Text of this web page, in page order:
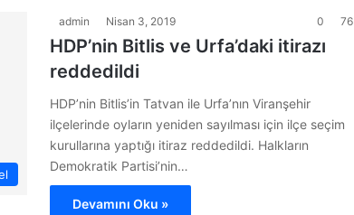
admin Nisan 3, 2019 0 76
HDP’nin Bitlis ve Urfa’daki itirazı
reddedildi
HDP’nin Bitlis’in Tatvan ile Urfa’nın Viranşehir
ilçelerinde oyların yeniden sayılması için ilçe seçim
kurullarına yaptığı itiraz reddedildi. Halkların
Demokratik Partisi’nin…
Devamını Oku »